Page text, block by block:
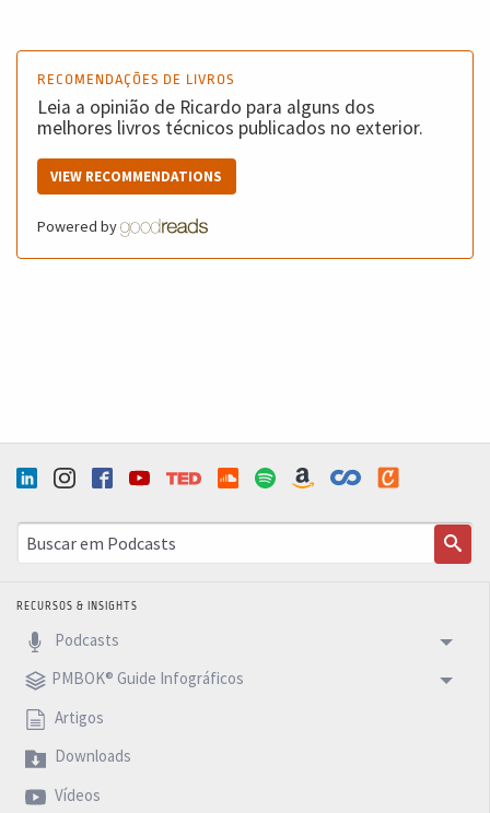
RECOMENDAÇÕES DE LIVROS
Leia a opinião de Ricardo para alguns dos
melhores livros técnicos publicados no exterior.
VIEW RECOMMENDATIONS
Powered by
RECURSOS & INSIGHTS
Podcasts
PMBOK® Guide Infográficos
Artigos
Downloads
Vídeos